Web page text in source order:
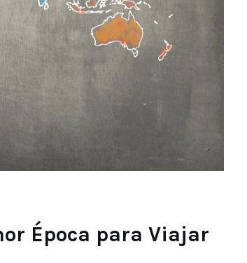
Época para Viajar